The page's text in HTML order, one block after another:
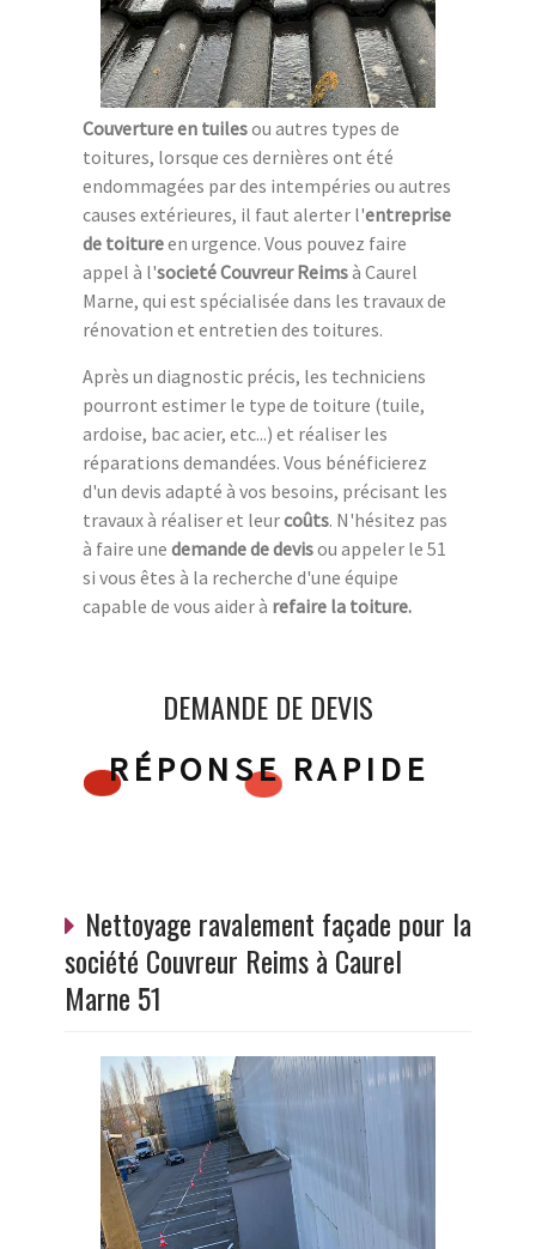
Couverture en tuilesou autres types de
toitures, lorsque ces dernières ont été
endommagées par des intempéries ou autres
causes extérieures, il faut alerter l'entreprise
de toitureen urgence. Vous pouvez faire
appel à l'societé Couvreur Reimsà Caurel
Marne, qui est spécialisée dans les travaux de
rénovation et entretien des toitures.
Après un diagnostic précis, les techniciens
pourront estimer le type de toiture (tuile,
ardoise, bac acier, etc...) et réaliser les
réparations demandées. Vous bénéficierez
d'un devis adapté à vos besoins, précisant les
travaux à réaliser et leurcoûts. N'hésitez pas
à faire une demande de devisou appeler le 51
si vous êtes à la recherche d'une équipe
capable de vous aider à refaire la toiture.
DEMANDE DE DEVIS
RÉPONSE RAPIDE
Nettoyage ravalement façade pour la
société Couvreur Reims à Caurel
Marne 51